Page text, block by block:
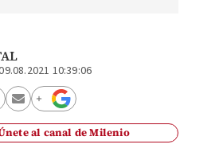
10:39:06
al canal de Milenio